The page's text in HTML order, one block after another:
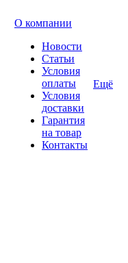
О компании
Новости
Статьи
Условия
оплаты
Условия
доставки
Гарантия
на товар
Контакты
Ещё